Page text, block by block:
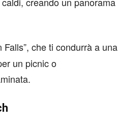
che ti condurrà a una
un picnic o